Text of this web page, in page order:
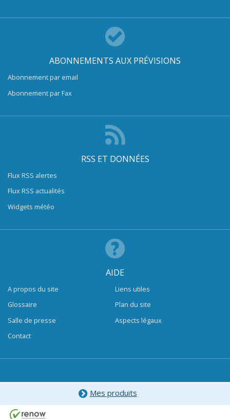
ABONNEMENTS AUX PRÉVISIONS
Abonnement par email
Abonnement par Fax
RSS ET DONNÉES
Flux RSS alertes
Flux RSS actualités
Widgets météo
AIDE
A propos du site
Glossaire
Salle de presse
Contact
Liens utiles
Plan du site
Aspects légaux
Mes produits